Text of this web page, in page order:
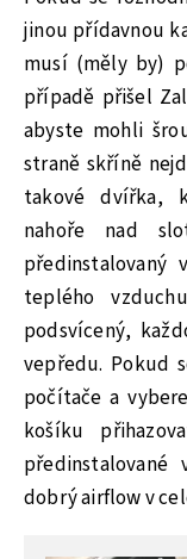
jinou přídavnou
musí (měly by)
případě přišel
abyste mohli
straně skříně
takové dvířka,
nahoře nad
teplého
podsvícený,
vepředu. Pokud
počítače a
košíku
dobrý airflow v